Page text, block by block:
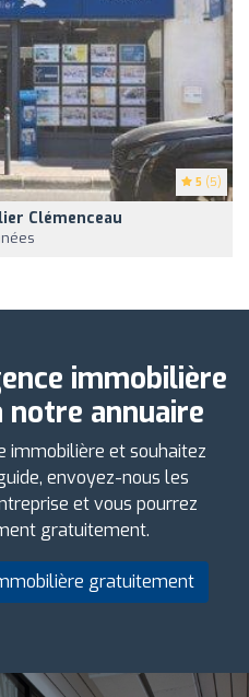
5 (5)
Clémenceau
immobilière
annuaire
immobilière et souhaitez
envoyez-nous les
et vous pourrez
gratuitement.
gratuitement